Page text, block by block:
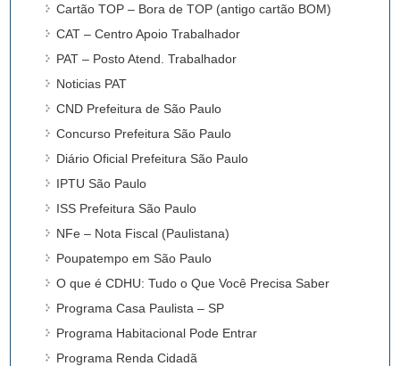
Cartão TOP – Bora de TOP (antigo cartão BOM)
CAT – Centro Apoio Trabalhador
PAT – Posto Atend. Trabalhador
Noticias PAT
CND Prefeitura de São Paulo
Concurso Prefeitura São Paulo
Diário Oficial Prefeitura São Paulo
IPTU São Paulo
ISS Prefeitura São Paulo
NFe – Nota Fiscal (Paulistana)
Poupatempo em São Paulo
O que é CDHU: Tudo o Que Você Precisa Saber
Programa Casa Paulista – SP
Programa Habitacional Pode Entrar
Programa Renda Cidadã